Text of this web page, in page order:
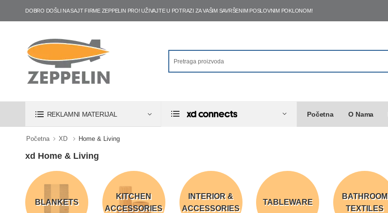
DOBRO DOŠLI NA SAJT FIRME ZEPPELIN PRO! UŽIVAJTE U POTRAZI ZA VAŠIM SAVRŠENIM POSLOVNIM POKLONOM!
REKLAMNI MATERIJAL Početna O Nama
Početna XD Home & Living
xd Home & Living
BLANKETS
KITCHEN
ACCESSORIES
INTERIOR &
ACCESSORIES
TABLEWARE
BATHROOM
TEXTILES